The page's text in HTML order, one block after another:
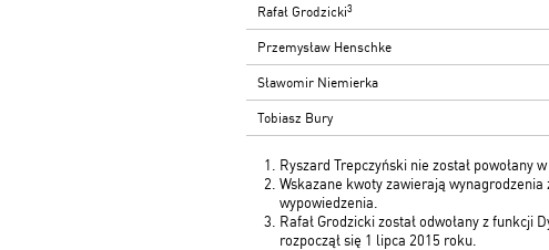
Rafał Grodzicki3
Przemysław Henschke
Sławomir Niemierka
Tobiasz Bury
Ryszard Trepczyński nie został powołany
Wskazane kwoty zawierają wynagrodzenia
wypowiedzenia.
Rafał Grodzicki został odwołany z funkcji
rozpoczął się 1 lipca 2015 roku.